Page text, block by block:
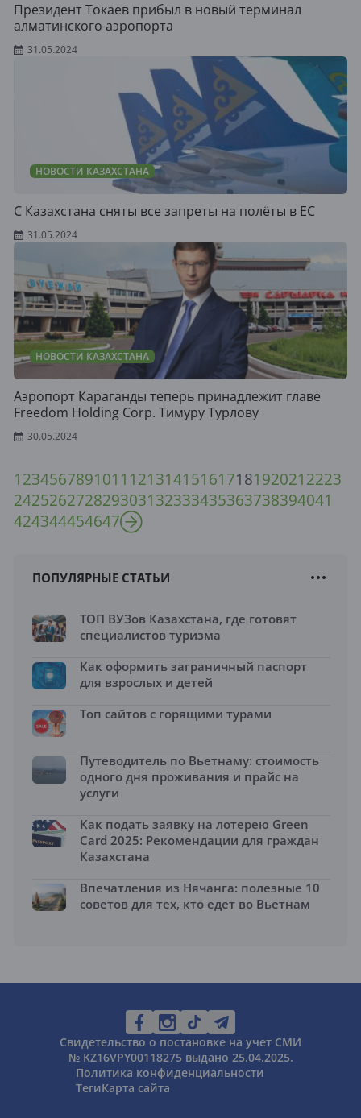
Президент Токаев прибыл в новый терминал
алматинского аэропорта
31.05.2024
НОВОСТИ КАЗАХСТАНА
С Казахстана сняты все запреты на полёты в ЕС
31.05.2024
НОВОСТИ КАЗАХСТАНА
Аэропорт Караганды теперь принадлежит главе
Freedom Holding Corp. Тимуру Турлову
30.05.2024
1234567891011 121314151617181920212223
242526272829303132333435363738394041
424344454647
ПОПУЛЯРНЫЕ СТАТЬИ
ТОП ВУЗов Казахстана, где готовят
специалистов туризма
Как оформить заграничный паспорт
для взрослых и детей
Топ сайтов с горящими турами
Путеводитель по Вьетнаму: стоимость
одного дня проживания и прайс на
услуги
Как подать заявку на лотерею Green
Card 2025: Рекомендации для граждан
Казахстана
Впечатления из Нячанга: полезные 10
советов для тех, кто едет во Вьетнам
Свидетельство о постановке на учет СМИ
№ KZ16VPY00118275 выдано 25.04.2025.
Политика конфиденциальности
ТегиКарта сайта